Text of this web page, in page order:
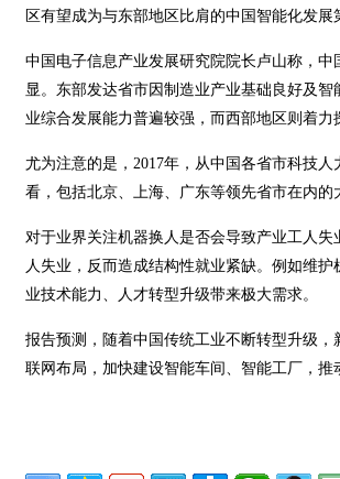
区有望成为与东部地区比肩的中国智能化发展
中国电子信息产业发展研究院院长卢山称，
显。东部发达省市因制造业产业基础良好及
业综合发展能力普遍较强，而西部地区则着力
尤为注意的是，2017年，从中国各省市科技
看，包括北京、上海、广东等领先省市在内的
对于业界关注机器换人是否会导致产业工人
人失业，反而造成结构性就业紧缺。例如维
业技术能力、人才转型升级带来极大需求。
报告预测，随着中国传统工业不断转型升级
联网布局，加快建设智能车间、智能工厂，推